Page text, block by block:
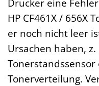
HP CF461X / 656X
er noch nicht leer
Ursachen haben,
Tonerverteilung.